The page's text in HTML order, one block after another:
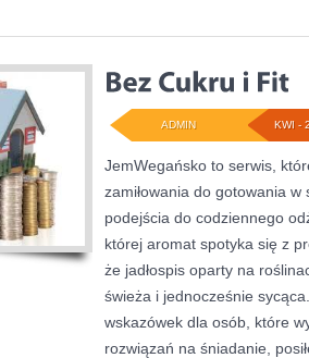
KWI -
ADMIN
JemWegańsko to serwis,
zamiłowania do gotowania
podejścia do codziennego
której aromat spotyka się z
że jadłospis oparty na
świeża i jednocześnie
wskazówek dla osób, które
rozwiązań na śniadanie,